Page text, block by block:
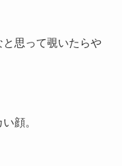
思って覗いたらや
顔。